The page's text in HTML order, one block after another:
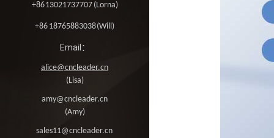
+86 13021737707 (Lorna)
+86 18765883038 (Will)
Email：
alice@cncleader.cn
(Lisa)
amy@cncleader.cn
(Amy)
sales11@cncleader.cn